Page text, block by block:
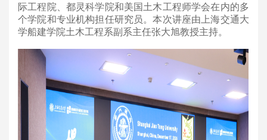
际工程院、都灵科学院和美国土木工程师学会在内的多
个学院和专业机构担任研究员。本次讲座由上海交通大
学船建学院土木工程系副系主任张大旭教授主持。